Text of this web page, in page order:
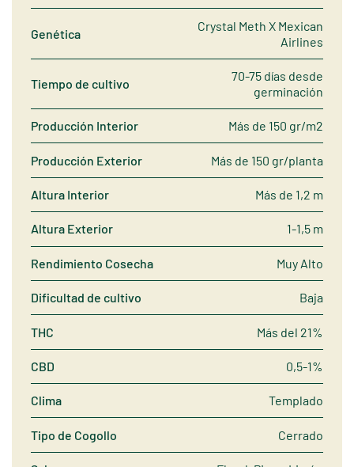
Genética
Crystal Meth X Mexican
Airlines
Tiempo de cultivo
70-75 días desde
germinación
Producción Interior Más de 150 gr/m2
Producción Exterior Más de 150 gr/planta
Altura Interior Más de 1,2 m
Altura Exterior 1-1,5 m
Rendimiento Cosecha Muy Alto
Dificultad de cultivo Baja
THC Más del 21%
CBD 0,5-1%
Clima Templado
Tipo de Cogollo Cerrado